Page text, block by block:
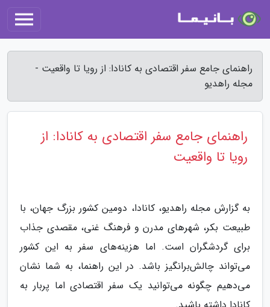
راهنمای جامع سفر اقتصادی به کانادا: از رویا تا واقعیت -
مجله راهدیو
راهنمای جامع سفر اقتصادی به کانادا: از
رویا تا واقعیت
به گزارش مجله راهدیو، کانادا، دومین کشور بزرگ جهان، با
طبیعت بکر، شهرهای مدرن و فرهنگ غنی، مقصدی جذاب
برای گردشگران است. اما هزینه‌های سفر به این کشور
می‌تواند چالش‌برانگیز باشد. در این راهنما، به شما نشان
می‌دهیم چگونه می‌توانید یک سفر اقتصادی اما پربار به